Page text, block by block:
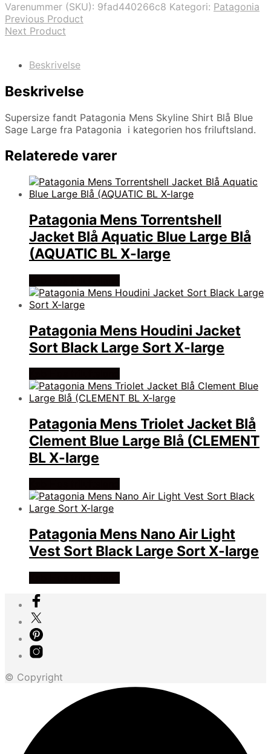
Varenummer (SKU): 9fad440266c8 Kategori: Patagonia
Previous Product
Next Product
Beskrivelse
Beskrivelse
Supersize fandt Patagonia Mens Skyline Shirt Blå Blue
Sage Large fra Patagonia i kategorien hos friluftsland.
Relaterede varer
Patagonia Mens Torrentshell
Jacket Blå Aquatic Blue Large Blå
(AQUATIC BL X-large
Patagonia Mens Houdini Jacket
Sort Black Large Sort X-large
Patagonia Mens Triolet Jacket Blå
Clement Blue Large Blå (CLEMENT
BL X-large
Patagonia Mens Nano Air Light
Vest Sort Black Large Sort X-large
© Copyright